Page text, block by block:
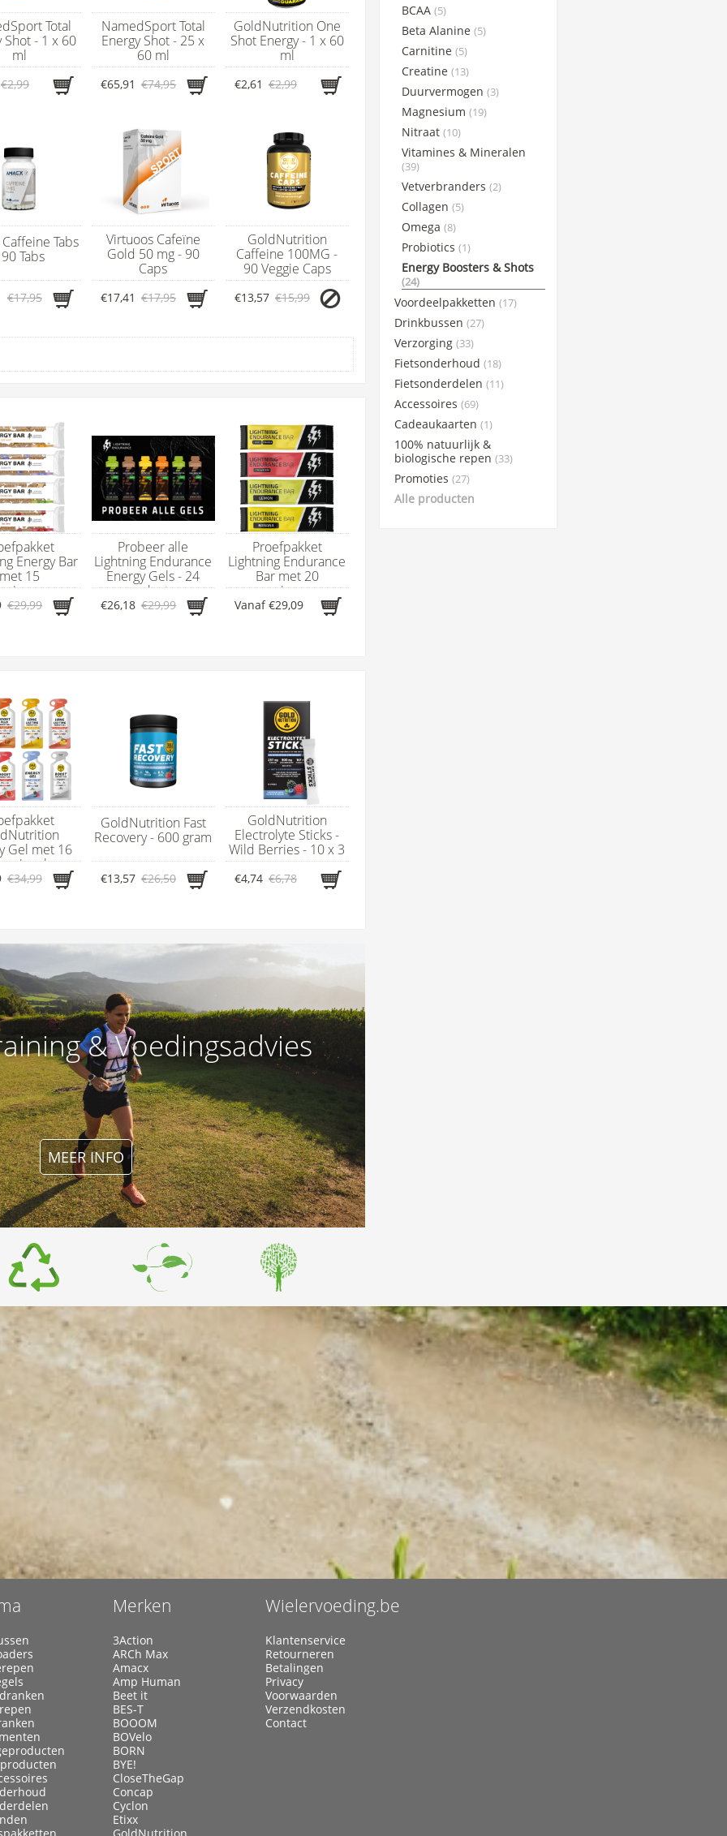
Total
Shot - 1 x 60
ml
€2,99
NamedSport Total
Energy Shot - 25 x
60 ml
€65,91 €74,95
GoldNutrition One
Shot Energy - 1 x 60
ml
€2,61 €2,99
Tabs
Tabs
€17,95
Virtuoos Cafeïne
Gold 50 mg - 90
Caps
€17,41 €17,95
GoldNutrition
Caffeine 100MG -
90 Veggie Caps
€13,57 €15,99
Energy Bar
met 15
€29,99
Probeer alle
Lightning Endurance
Energy Gels - 24
producten
€26,18 €29,99
Proefpakket
Lightning Endurance
Bar met 20
energierepen
Vanaf€29,09
Gel met 16
€34,99
GoldNutrition Fast
Recovery - 600 gram
€13,57 €26,50
GoldNutrition
Electrolyte Sticks -
Wild Berries - 10 x 3
gram
€4,74 €6,78
& Voedingsadvies
MEER INFO
Qwin
Science in Sports
Sportsbalm
Superheraw
Taste of Nature
WCUP
Winaar Socks
BCAA (5)
Beta Alanine (5)
Carnitine (5)
Creatine (13)
Duurvermogen (3)
Magnesium (19)
Nitraat (10)
Vitamines & Mineralen
(39)
Vetverbranders (2)
Collagen (5)
Omega (8)
Probiotics (1)
Energy Boosters & Shots
(24)
Voordeelpakketten (17)
Drinkbussen (27)
Verzorging (33)
Fietsonderhoud (18)
Fietsonderdelen (11)
Accessoires (69)
Cadeaukaarten (1)
100% natuurlijk &
biologische repen (33)
Promoties (27)
Alle producten
Merken
3Action
ARCh Max
Amacx
Amp Human
Beet it
BES-T
BOOOM
BOVelo
BORN
BYE!
CloseTheGap
Concap
Cyclon
Etixx
GoldNutrition
Wielervoeding.be
Klantenservice
Retourneren
Betalingen
Privacy
Voorwaarden
Verzendkosten
Contact